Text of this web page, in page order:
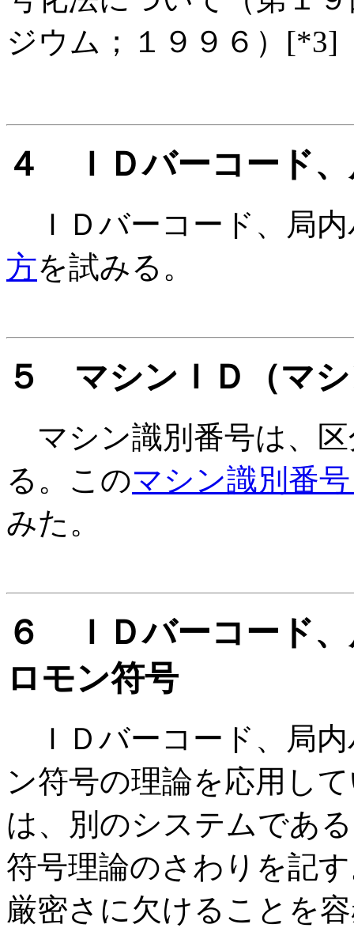
ジウム；１９９６）[*3]
４ ＩＤバーコード
ＩＤバーコード、局
方を試みる。
５ マシンＩＤ（マ
マシン識別番号は、
る。このマシン識別番
みた。
６ ＩＤバーコード
ロモン符号
ＩＤバーコード、局
ン符号の理論を応用し
は、別のシステムであ
符号理論のさわりを記
厳密さに欠けることを